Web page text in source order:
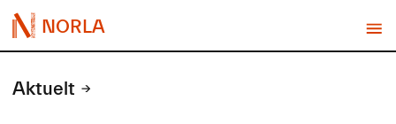
NORLA
Aktuelt